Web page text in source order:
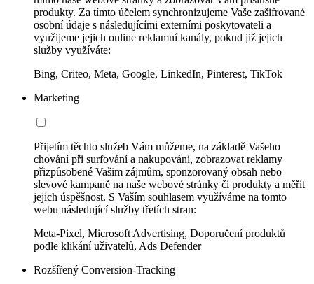
produkty. Za tímto účelem synchronizujeme Vaše zašifrované
osobní údaje s následujícími externími poskytovateli a
využijeme jejich online reklamní kanály, pokud již jejich
služby využíváte:
Bing, Criteo, Meta, Google, LinkedIn, Pinterest, TikTok
Marketing
Přijetím těchto služeb Vám můžeme, na základě Vašeho
chování při surfování a nakupování, zobrazovat reklamy
přizpůsobené Vašim zájmům, sponzorovaný obsah nebo
slevové kampaně na naše webové stránky či produkty a měřit
jejich úspěšnost. S Vaším souhlasem využíváme na tomto
webu následující služby třetích stran:
Meta-Pixel, Microsoft Advertising, Doporučení produktů
podle klikání uživatelů, Ads Defender
Rozšířený Conversion-Tracking